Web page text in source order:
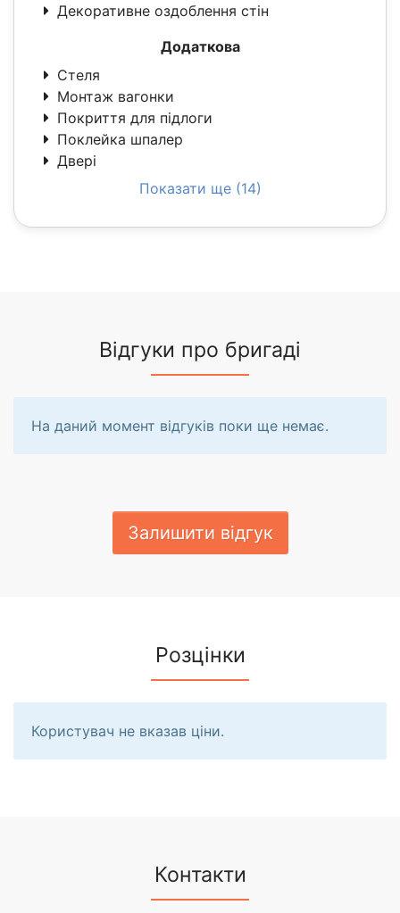
Декоративне оздоблення стін
Додаткова
Стеля
Монтаж вагонки
Покриття для підлоги
Поклейка шпалер
Двері
Показати ще (14)
Відгуки про бригаді
На даний момент відгуків поки ще немає.
Залишити відгук
Розцінки
Користувач не вказав ціни.
Контакти